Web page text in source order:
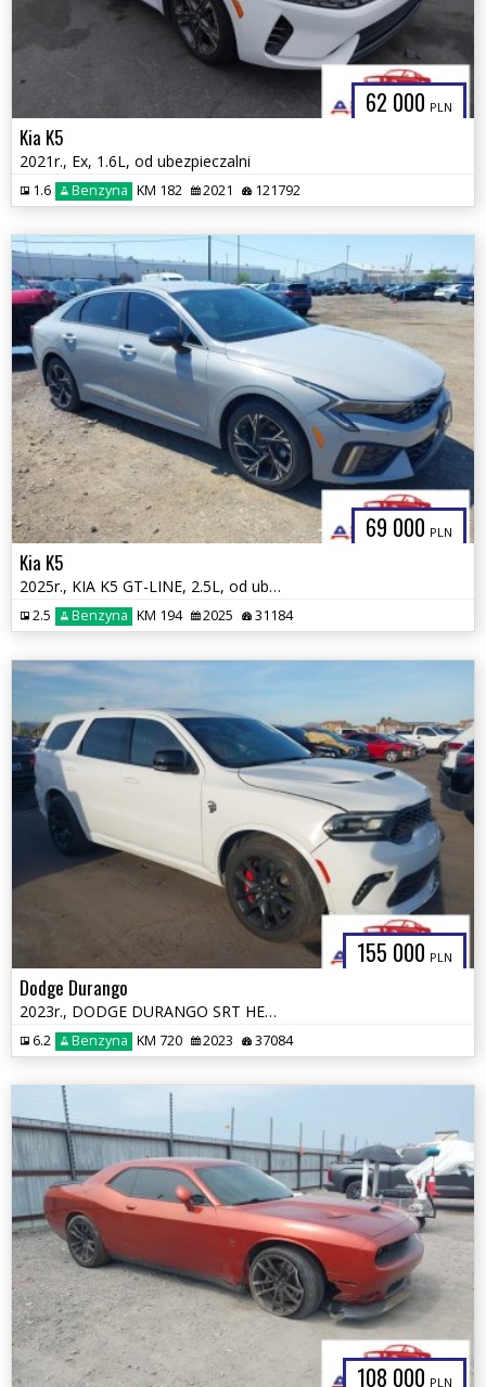
62 000 PLN
Kia K5
2021r., Ex, 1.6L, od ubezpieczalni
1.6 Benzyna KM 182 2021 121792
69 000 PLN
Kia K5
2025r., KIA K5 GT-LINE, 2.5L, od ubezpieczalni
2.5 Benzyna KM 194 2025 31184
155 000 PLN
Dodge Durango
2023r., DODGE DURANGO SRT HELLCAT PREMIUM AWD, 6.2L, od ubezpieczalni
6.2 Benzyna KM 720 2023 37084
108 000 PLN